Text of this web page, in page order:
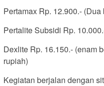
Pertamax Rp. 12.900.-
Pertalite Subsidi Rp.
Dexlite Rp. 16.150.- (enam
rupiah)
Kegiatan berjalan dengan